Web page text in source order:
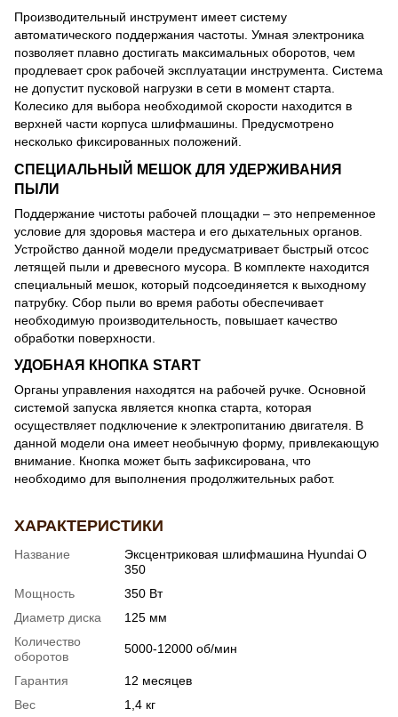
Производительный инструмент имеет систему
автоматического поддержания частоты. Умная электроника
позволяет плавно достигать максимальных оборотов, чем
продлевает срок рабочей эксплуатации инструмента. Система
не допустит пусковой нагрузки в сети в момент старта.
Колесико для выбора необходимой скорости находится в
верхней части корпуса шлифмашины. Предусмотрено
несколько фиксированных положений.
СПЕЦИАЛЬНЫЙ МЕШОК ДЛЯ УДЕРЖИВАНИЯ
ПЫЛИ
Поддержание чистоты рабочей площадки – это непременное
условие для здоровья мастера и его дыхательных органов.
Устройство данной модели предусматривает быстрый отсос
летящей пыли и древесного мусора. В комплекте находится
специальный мешок, который подсоединяется к выходному
патрубку. Сбор пыли во время работы обеспечивает
необходимую производительность, повышает качество
обработки поверхности.
УДОБНАЯ КНОПКА START
Органы управления находятся на рабочей ручке. Основной
системой запуска является кнопка старта, которая
осуществляет подключение к электропитанию двигателя. В
данной модели она имеет необычную форму, привлекающую
внимание. Кнопка может быть зафиксирована, что
необходимо для выполнения продолжительных работ.
ХАРАКТЕРИСТИКИ
Название
Эксцентриковая шлифмашина Hyundai O
350
Мощность
350 Вт
Диаметр диска
125 мм
Количество
оборотов
5000-12000 об/мин
Гарантия
12 месяцев
Вес
1,4 кг